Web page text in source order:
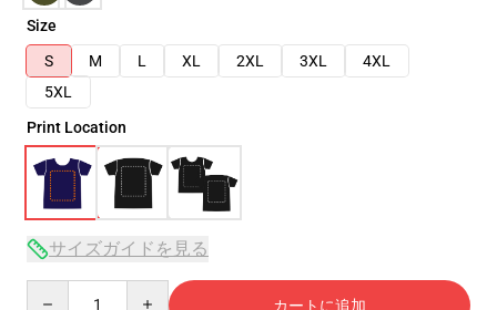
Size
S
M L XL 2XL 3XL
4XL
5XL
Print Location
サイズガイドを見る
カートに追加